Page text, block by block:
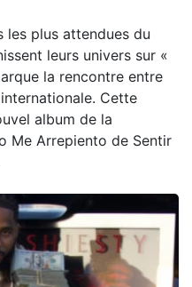
les plus attendues du
leurs univers sur «
la rencontre entre
Cette
album de la
Me Arrepiento de Sentir